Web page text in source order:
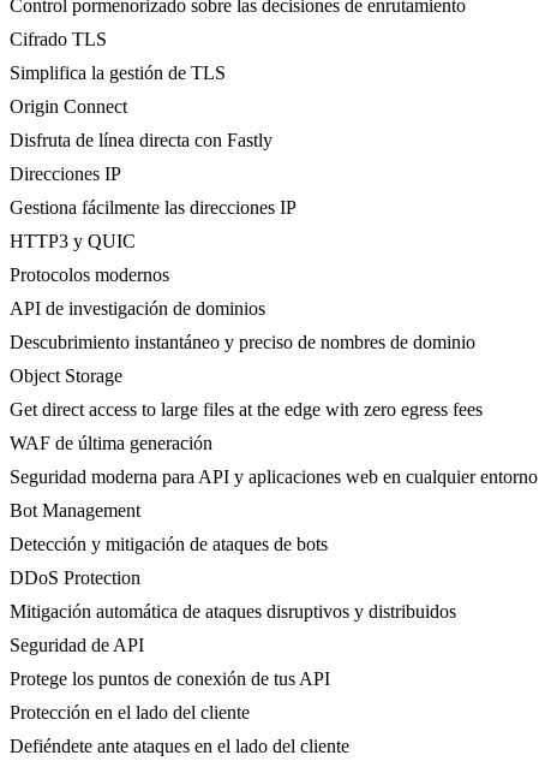
Control pormenorizado sobre las decisiones de enrutamiento
Cifrado TLS
Simplifica la gestión de TLS
Origin Connect
Disfruta de línea directa con Fastly
Direcciones IP
Gestiona fácilmente las direcciones IP
HTTP3 y QUIC
Protocolos modernos
API de investigación de dominios
Descubrimiento instantáneo y preciso de nombres de dominio
Object Storage
Get direct access to large files at the edge with zero egress fees
WAF de última generación
Seguridad moderna para API y aplicaciones web en cualquier entorno
Bot Management
Detección y mitigación de ataques de bots
DDoS Protection
Mitigación automática de ataques disruptivos y distribuidos
Seguridad de API
Protege los puntos de conexión de tus API
Protección en el lado del cliente
Defiéndete ante ataques en el lado del cliente